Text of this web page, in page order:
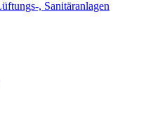
, Sanitäranlagen